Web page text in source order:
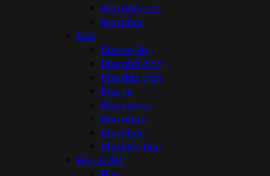
Kìm bấm cos
Kìm khác
Búa
Búa cơ khí
Búa nhổ đinh
Búa đầu tròn
Búa tạ
Búa cao su
Búa nhựa
Búa khác
Phụ kiện búa
Đục & đột